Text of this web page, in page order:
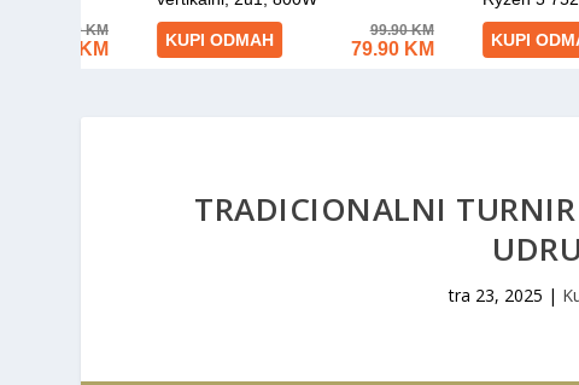
TRADICIONALNI TURNIR
tra 23, 2025 |